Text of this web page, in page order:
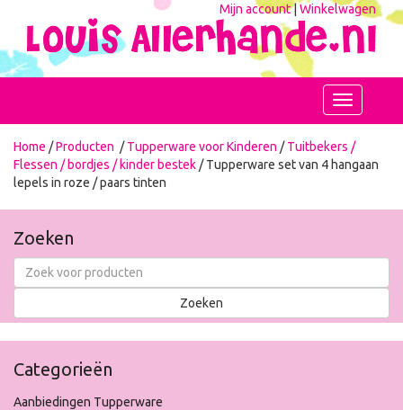
Mijn account|Winkelwagen
Toggle
navigation
Home /Producten /Tupperware voor Kinderen /Tuitbekers /
Flessen / bordjes / kinder bestek / Tupperware set van 4 hangaan
lepels in roze / paars tinten
Zoeken
Categorieën
Aanbiedingen Tupperware